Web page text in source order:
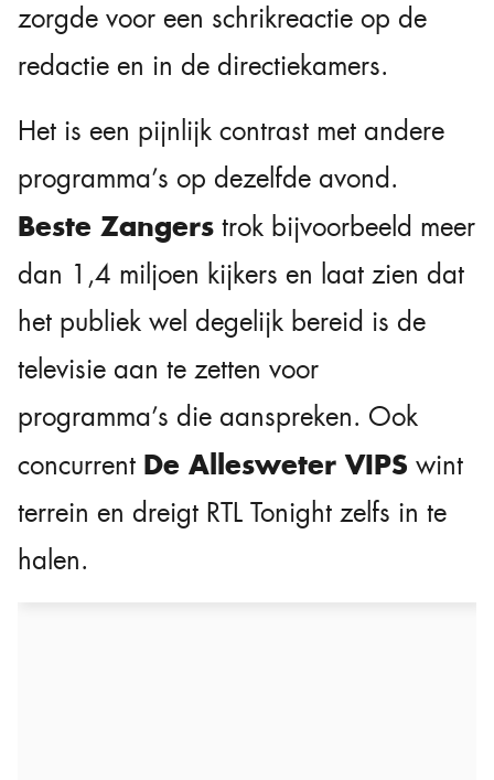
zorgde voor een schrikreactie op de
redactie en in de directiekamers.
Het is een pijnlijk contrast met andere
programma’s op dezelfde avond.
Beste Zangers trok bijvoorbeeld meer
dan 1,4 miljoen kijkers en laat zien dat
het publiek wel degelijk bereid is de
televisie aan te zetten voor
programma’s die aanspreken. Ook
concurrent De Allesweter VIPS wint
terrein en dreigt RTL Tonight zelfs in te
halen.